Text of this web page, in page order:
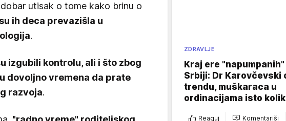
utisak o tome kako brinu o
ih deca prevazišla u
.
izgubili kontrolu, ali i što zbog
dovoljno vremena da prate
razvoja.
ZDRAVLJE
Kraj ere
Srbiji: Dr Karovčevski
trendu, muškaraca u
ordinacijama isto
Reaguj Komentariši